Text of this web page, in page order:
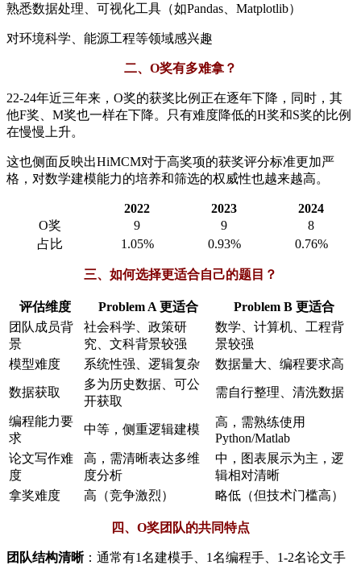
熟悉数据处理、可视化工具（如Pandas、Matplotlib）
对环境科学、能源工程等领域感兴趣
二、O奖有多难拿？
22-24年近三年来，O奖的获奖比例正在逐年下降，同时，其
他F奖、M奖也一样在下降。只有难度降低的H奖和S奖的比例
在慢慢上升。
这也侧面反映出HiMCM对于高奖项的获奖评分标准更加严
格，对数学建模能力的培养和筛选的权威性也越来越高。
2022 2023
2024
O奖
9 9
8
占比
1.05% 0.93% 0.76%
三、如何选择更适合自己的题目？
评估维度 Problem A 更适合
Problem B 更适合
团队成员背
景
社会科学、政策研
究、文科背景较强
数学、计算机、工程背
景较强
模型难度
系统性强、逻辑复杂 数据量大、编程要求高
数据获取
多为历史数据、可公
开获取
需自行整理、清洗数据
编程能力要
求
中等，侧重逻辑建模
高，需熟练使用
Python/Matlab
论文写作难
度
高，需清晰表达多维
度分析
中，图表展示为主，逻
辑相对清晰
拿奖难度
高（竞争激烈） 略低（但技术门槛高）
四、O奖团队的共同特点
团队结构清晰：通常有1名建模手、1名编程手、1-2名论文手